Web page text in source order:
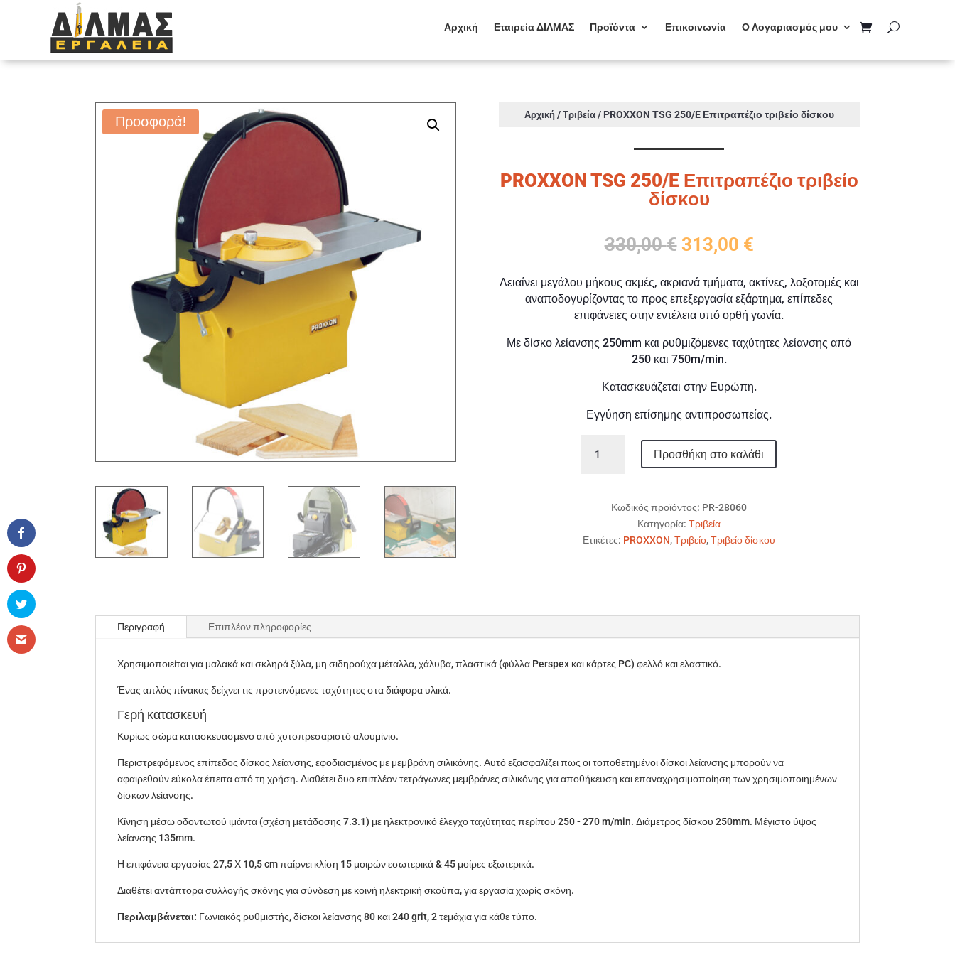
Αρχική Εταιρεία ΔΙΛΜΑΣ Προϊόντα Επικοινωνία Ο Λογαριασμός μου
Προσφορά! Αρχική/ Τριβεία/ PROXXON TSG 250/E Επιτραπέζιο τριβείο δίσκου
PROXXON TSG 250/E Επιτραπέζιο τριβείο
δίσκου
330,00€ Original
price
was:
330,00 €.
313,00 €Η
τιμή
είναι:
313,00 €.
Λειαίνει μεγάλου μήκους ακμές, ακριανά τμήματα, ακτίνες, λοξοτομές και
αναποδογυρίζοντας το προς επεξεργασία εξάρτημα, επίπεδες
επιφάνειες στην εντέλεια υπό ορθή γωνία.
Με δίσκο λείανσης 250mm και ρυθμιζόμενες ταχύτητες λείανσης από
250 και 750m/min.
Κατασκευάζεται στην Ευρώπη.
Εγγύηση επίσημης αντιπροσωπείας.
TSG
ποσότητα
Προσθήκη στο καλάθι
Κωδικός προϊόντος: PR-28060
Κατηγορία:Τριβεία
Ετικέτες: PROXXON,Τριβείο,Τριβείο δίσκου
Περιγραφή Επιπλέον πληροφορίες
Χρησιμοποιείται για μαλακά και σκληρά ξύλα, μη σιδηρούχα μέταλλα, χάλυβα, πλαστικά (φύλλα Perspex και κάρτες PC) φελλό και ελαστικό.
Ένας απλός πίνακας δείχνει τις προτεινόμενες ταχύτητες στα διάφορα υλικά.
Γερή κατασκευή
Κυρίως σώμα κατασκευασμένο από χυτοπρεσαριστό αλουμίνιο.
Περιστρεφόμενος επίπεδος δίσκος λείανσης, εφοδιασμένος με μεμβράνη σιλικόνης. Αυτό εξασφαλίζει πως οι τοποθετημένοι δίσκοι λείανσης μπορούν να
αφαιρεθούν εύκολα έπειτα από τη χρήση. Διαθέτει δυο επιπλέον τετράγωνες μεμβράνες σιλικόνης για αποθήκευση και επαναχρησιμοποίηση των χρησιμοποιημένων
δίσκων λείανσης.
Κίνηση μέσω οδοντωτού ιμάντα (σχέση μετάδοσης 7.3.1) με ηλεκτρονικό έλεγχο ταχύτητας περίπου 250 - 270 m/min. Διάμετρος δίσκου 250mm. Μέγιστο ύψος
λείανσης 135mm.
Η επιφάνεια εργασίας 27,5 Χ 10,5 cm παίρνει κλίση 15 μοιρών εσωτερικά & 45 μοίρες εξωτερικά.
Διαθέτει αντάπτορα συλλογής σκόνης για σύνδεση με κοινή ηλεκτρική σκούπα, για εργασία χωρίς σκόνη.
Περιλαμβάνεται: Γωνιακός ρυθμιστής, δίσκοι λείανσης 80 και 240 grit, 2 τεμάχια για κάθε τύπο.